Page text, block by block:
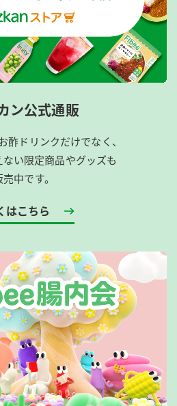
ン公式通販
酢ドリンクだけでなく、
い限定商品やグッズも
売中です。
はこちら